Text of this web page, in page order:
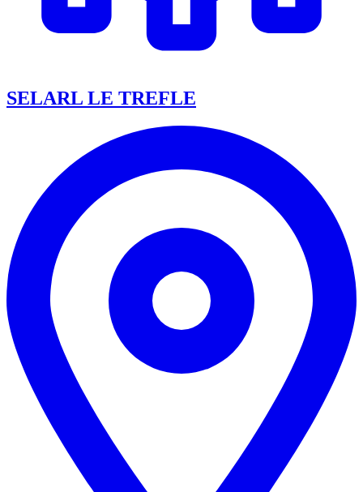
SELARL LE TREFLE